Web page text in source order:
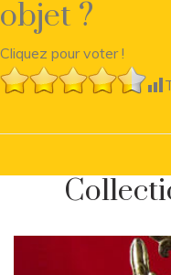
objet ?
Cliquez pour voter !